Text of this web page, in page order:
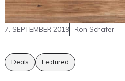
7. SEPTEMBER 2019 Ron Schäfer
Deals Featured